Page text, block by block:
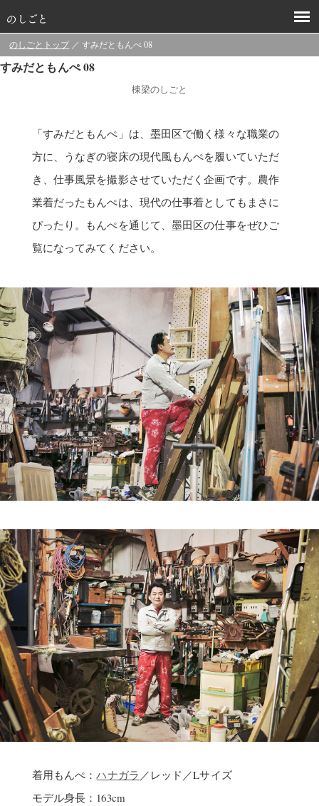
のしごとトップ ／ すみだともんぺ 08
すみだともんぺ 08
棟梁のしごと
「すみだともんぺ」は、墨田区で働く様々な職業の
方に、うなぎの寝床の現代風もんぺを履いていただ
き、仕事風景を撮影させていただく企画です。農作
業着だったもんぺは、現代の仕事着としてもまさに
ぴったり。もんぺを通じて、墨田区の仕事をぜひご
覧になってみてください。
着用もんぺ：ハナガラ ／レッド／Lサイズ
モデル身長：163cm